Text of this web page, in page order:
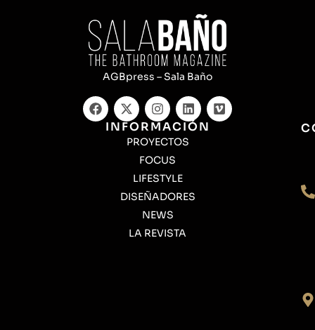
AGBpress – Sala Baño
INFORMACIÓN
PROYECTOS
FOCUS
LIFESTYLE
DISEÑADORES
NEWS
LA REVISTA